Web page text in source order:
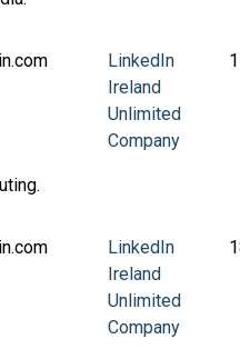
LinkedIn
Ireland
Unlimited
Company
LinkedIn
Ireland
Unlimited
Company